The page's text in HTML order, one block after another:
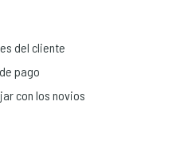
del cliente
pago
con los novios